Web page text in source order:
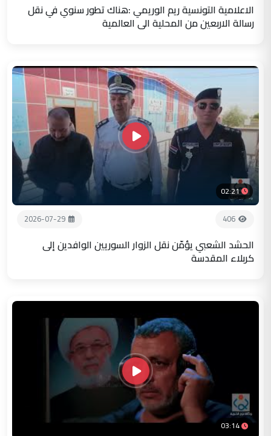
الاعلامية التونسية ريم الوريمي :هناك تطور سنوي في نقل
رسالة الاربعين من المحلية الى العالمية
02:21
406
2026-07-29
الحشد الشعبي يؤمّن نقل الزوار السوريين الوافدين إلى
كربلاء المقدسة
03:14